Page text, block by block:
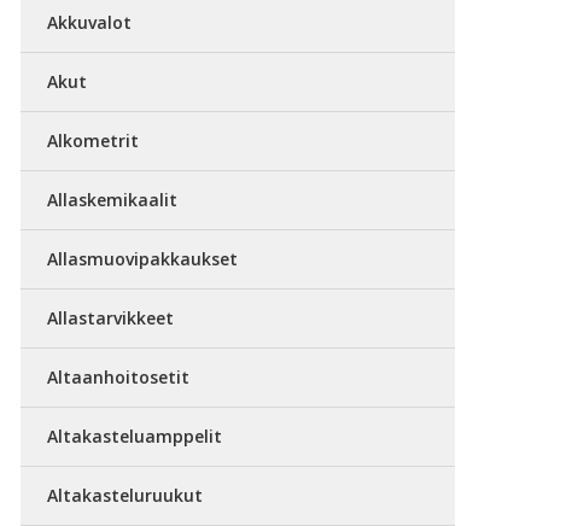
Akkuvalot
Akut
Alkometrit
Allaskemikaalit
Allasmuovipakkaukset
Allastarvikkeet
Altaanhoitosetit
Altakasteluamppelit
Altakasteluruukut